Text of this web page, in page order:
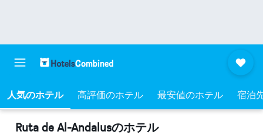
人気のホテル 高評価のホテル 最安値のホテル 宿泊
Ruta de Al-Andalusのホテル